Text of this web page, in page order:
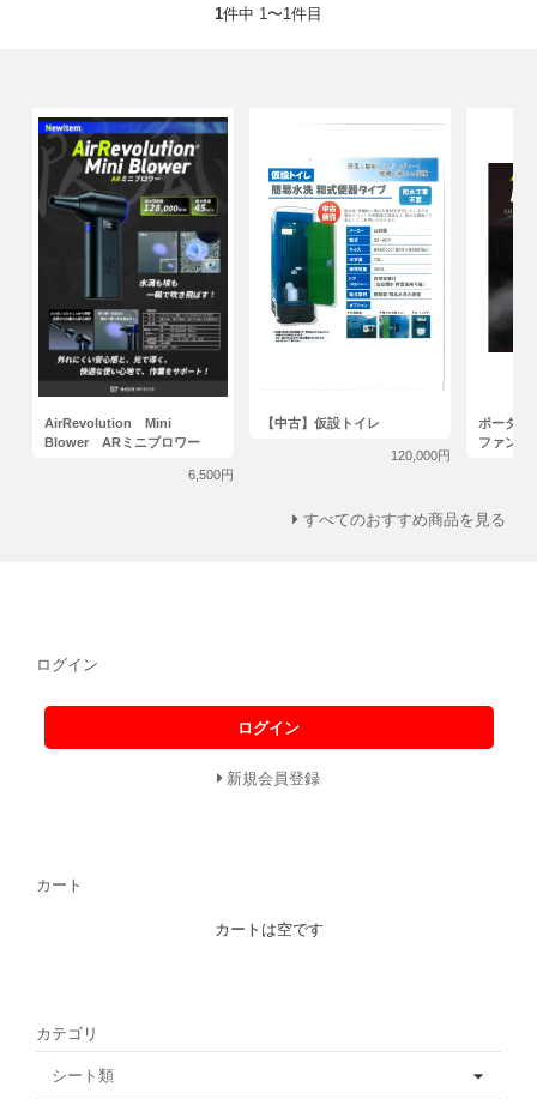
1件中 1〜1件目
AirRevolution Mini
Blower ARミニブロワー
6,500円
【中古】仮設トイレ
120,000円
ポータブ
ファン
すべてのおすすめ商品を見る
ログイン
ログイン
新規会員登録
カート
カートは空です
カテゴリ
シート類